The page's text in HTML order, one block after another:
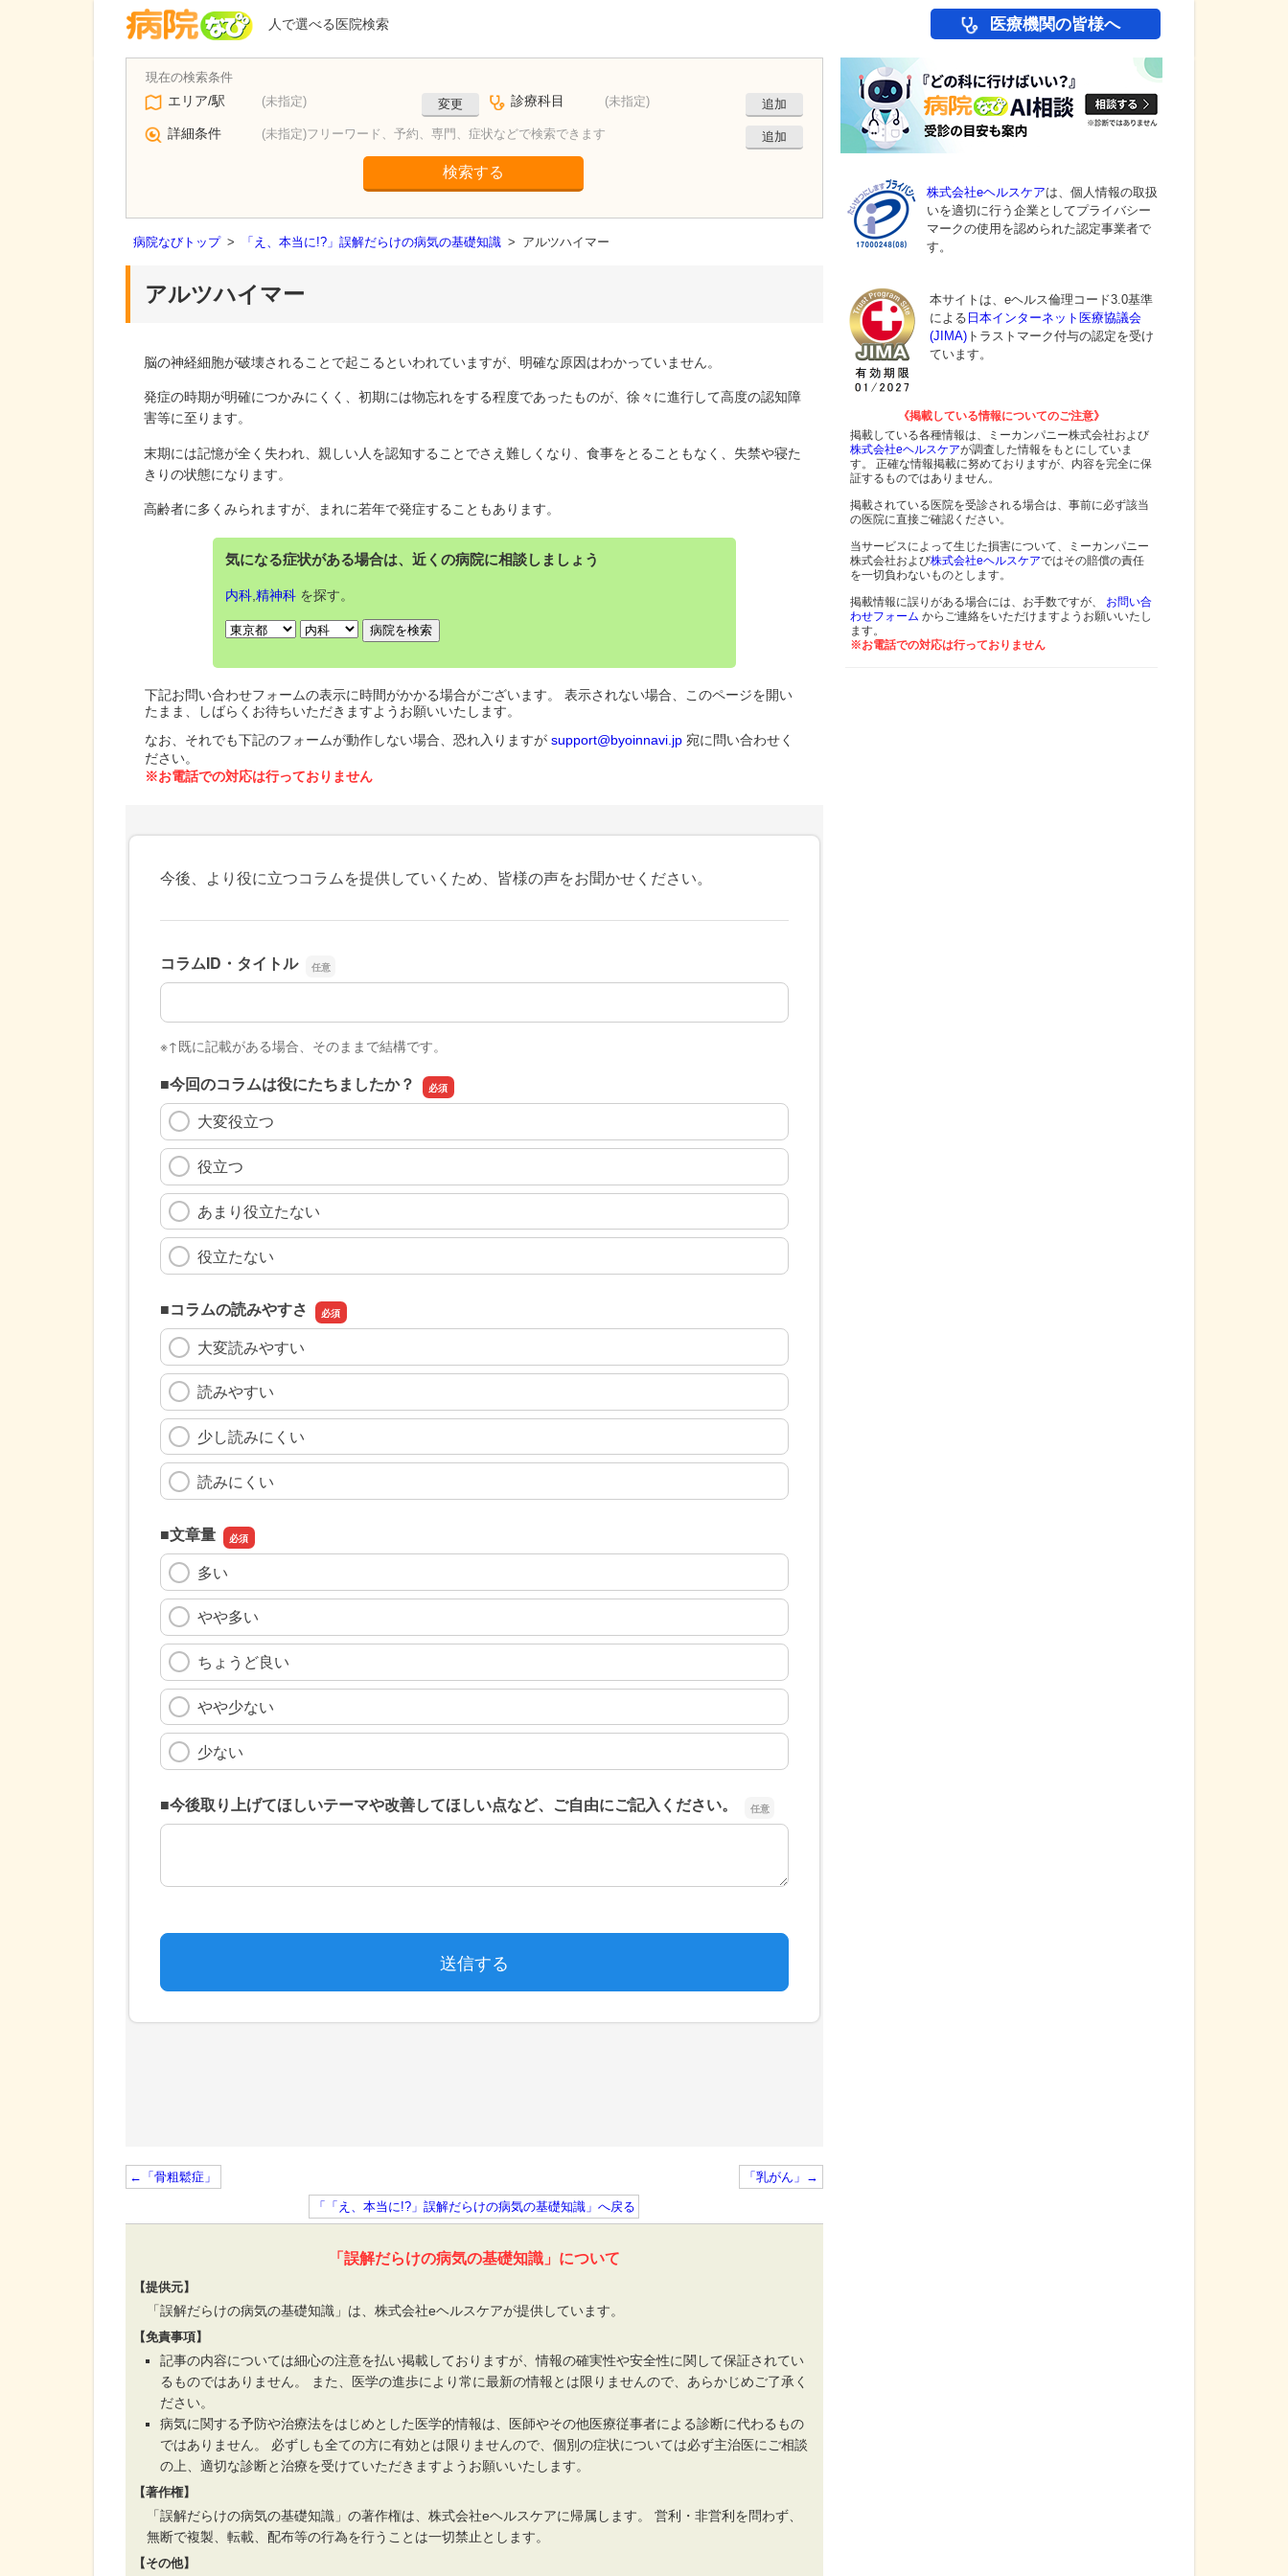
人で選べる医院検索 医療機関の皆様へ
エリア/駅 (未指定) 変更 診療科目 (未指定) 追加
詳細条件 (未指定)フリーワード、予約、専門、症状などで検索できます 追加
検索する
病院なびトップ > 「え、本当に!?」誤解だらけの病気の基礎知識 > アルツハイマー
アルツハイマー
脳の神経細胞が破壊されることで起こるといわれていますが、明確な原因はわかっていません。
発症の時期が明確につかみにくく、初期には物忘れをする程度であったものが、徐々に進行して高度の認知障
害等に至ります。
末期には記憶が全く失われ、親しい人を認知することでさえ難しくなり、食事をとることもなく、失禁や寝た
きりの状態になります。
高齢者に多くみられますが、まれに若年で発症することもあります。
気になる症状がある場合は、近くの病院に相談しましょう
内科, 精神科を探す。
下記お問い合わせフォームの表示に時間がかかる場合がございます。 表示されない場合、このページを開い
たまま、しばらくお待ちいただきますようお願いいたします。
なお、それでも下記のフォームが動作しない場合、恐れ入りますが support@byoinnavi.jp宛に問い合わせく
ださい。
※お電話での対応は行っておりません
←「骨粗鬆症」 「乳がん」→
「「え、本当に!?」誤解だらけの病気の基礎知識」へ戻る
「誤解だらけの病気の基礎知識」について
【提供元】
「誤解だらけの病気の基礎知識」は、株式会社eヘルスケアが提供しています。
【免責事項】
記事の内容については細心の注意を払い掲載しておりますが、情報の確実性や安全性に関して保証されてい
るものではありません。 また、医学の進歩により常に最新の情報とは限りませんので、あらかじめご了承く
ださい。
病気に関する予防や治療法をはじめとした医学的情報は、医師やその他医療従事者による診断に代わるもの
ではありません。 必ずしも全ての方に有効とは限りませんので、個別の症状については必ず主治医にご相談
の上、適切な診断と治療を受けていただきますようお願いいたします。
【著作権】
「誤解だらけの病気の基礎知識」の著作権は、株式会社eヘルスケアに帰属します。 営利・非営利を問わず、
無断で複製、転載、配布等の行為を行うことは一切禁止とします。
【その他】
株式会社eヘルスケアは、個人情報の取扱
いを適切に行う企業としてプライバシー
マークの使用を認められた認定事業者で
す。
本サイトは、eヘルス倫理コード3.0基準
による 日本インターネット医療協議会
(JIMA)トラストマーク付与の認定を受け
ています。
《掲載している情報についてのご注意》
掲載している各種情報は、ミーカンパニー株式会社および
株式会社eヘルスケアが調査した情報をもとにしていま
す。 正確な情報掲載に努めておりますが、内容を完全に保
証するものではありません。
掲載されている医院を受診される場合は、事前に必ず該当
の医院に直接ご確認ください。
当サービスによって生じた損害について、ミーカンパニー
株式会社および株式会社eヘルスケアではその賠償の責任
を一切負わないものとします。
掲載情報に誤りがある場合には、お手数ですが、
お問い合
わせフォーム からご連絡をいただけますようお願いいたし
ます。
※お電話での対応は行っておりません